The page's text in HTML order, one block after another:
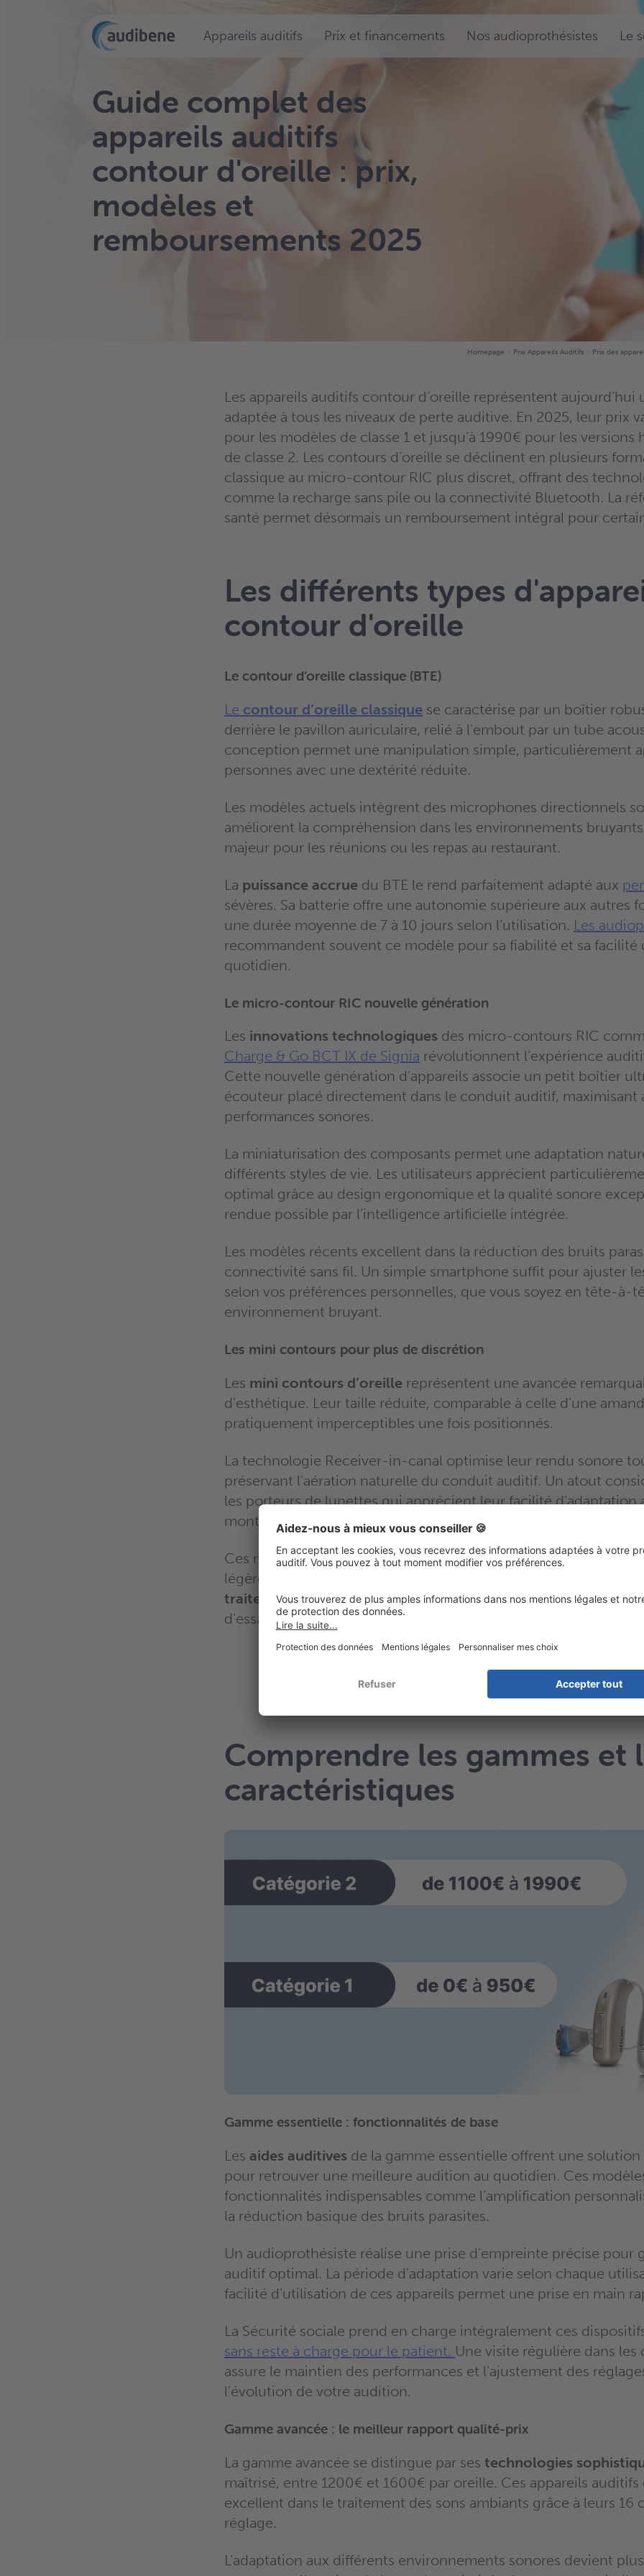
Appareils auditifs Prix et financements Nos audioprothésistes Le
Guide complet des
appareils auditifs
contour d'oreille : prix,
modèles et
remboursements 2025
Homepage Prix Appareils Auditifs Prix des
Les appareils auditifs contour d’oreille représentent aujourd’hui
adaptée à tous les niveaux de perte auditive. En 2025, leur prix
pour les modèles de classe 1 et jusqu’à 1990€ pour les versions
de classe 2. Les contours d’oreille se déclinent en plusieurs
classique au micro-contour RIC plus discret, offrant des
comme la recharge sans pile ou la connectivité Bluetooth. La
santé permet désormais un remboursement intégral pour
Les différents types
contour d'oreille
Le contour d’oreille classique (BTE)
Le contour d’oreille classique se caractérise par un boîtier
derrière le pavillon auriculaire, relié à l’embout par un tube
conception permet une manipulation simple, particulièrement
personnes avec une dextérité réduite.
Les modèles actuels intègrent des microphones directionnels
améliorent la compréhension dans les environnements
majeur pour les réunions ou les repas au restaurant.
La puissance accrue du BTE le rend parfaitement adapté aux
sévères. Sa batterie offre une autonomie supérieure aux autres
une durée moyenne de 7 à 10 jours selon l’utilisation. Les
recommandent souvent ce modèle pour sa fiabilité et sa facilité
quotidien.
Le micro-contour RIC nouvelle génération
Les innovations technologiques des micro-contours RIC
Charge & Go BCT IX de Signia révolutionnent l’expérience
Cette nouvelle génération d’appareils associe un petit boîtier
écouteur placé directement dans le conduit auditif, maximisant
performances sonores.
La miniaturisation des composants permet une adaptation
différents styles de vie. Les utilisateurs apprécient
optimal grâce au design ergonomique et la qualité sonore
rendue possible par l’intelligence artificielle intégrée.
Les modèles récents excellent dans la réduction des bruits
connectivité sans fil. Un simple smartphone suffit pour ajuster
selon vos préférences personnelles, que vous soyez en tête-à-
environnement bruyant.
Les mini contours pour plus de discrétion
Les mini contours d’oreille représentent une avancée
d’esthétique. Leur taille réduite, comparable à celle d’une
pratiquement imperceptibles une fois positionnés.
La technologie Receiver-in-canal optimise leur rendu sonore
préservant l’aération naturelle du conduit auditif. Un atout
les porteurs de lunettes qui apprécient leur facilité d’adaptation
montures.
Ces modèles se démarquent par leur polyvalence : adaptés aux
légères à modérées, ils excellent dans les situations sociales
traitement numérique personnalisé. Les utilisateurs
d’essai pour tester leur efficacité au quotidien.
Essayez un appareil auditif contour d'oreille
Comprendre les gammes et
caractéristiques
Gamme essentielle : fonctionnalités de base
Les aides auditives de la gamme essentielle offrent une solution
pour retrouver une meilleure audition au quotidien. Ces
fonctionnalités indispensables comme l’amplification
la réduction basique des bruits parasites.
Un audioprothésiste réalise une prise d’empreinte précise pour
auditif optimal. La période d’adaptation varie selon chaque
facilité d’utilisation de ces appareils permet une prise en main
La Sécurité sociale prend en charge intégralement ces
sans reste à charge pour le patient. Une visite régulière dans les
assure le maintien des performances et l’ajustement des
l’évolution de votre audition.
Gamme avancée : le meilleur rapport qualité-prix
La gamme avancée se distingue par ses technologies
maîtrisé, entre 1200€ et 1600€ par oreille. Ces appareils
excellent dans le traitement des sons ambiants grâce à leurs 16
réglage.
L’adaptation aux différents environnements sonores devient